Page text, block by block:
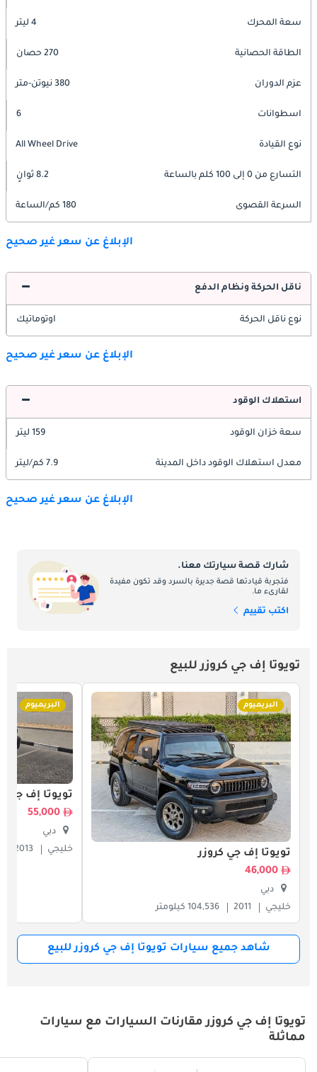
سعة المحرك 4 ليتر
الطاقة الحصانية 270 حصان
عزم الدوران 380 نيوتن-متر
اسطوانات 6
نوع القيادة All Wheel Drive
التسارع من 0 إلى 100 كلم بالساعة 8.2 ثوانٍ
السرعة القصوى 180 كم/الساعة
الإبلاغ عن سعر غير صحيح
ناقل الحركة ونظام الدفع
نوع ناقل الحركة اوتوماتيك
الإبلاغ عن سعر غير صحيح
استهلاك الوقود
سعة خزان الوقود 159 ليتر
معدل استهلاك الوقود داخل المدينة 7.9 كم/ليتر
الإبلاغ عن سعر غير صحيح
شارك قصة سيارتك معنا.
فتجربة قيادتها قصة جديرة بالسرد وقد تكون مفيدة
لقارىء ما.
اكتب تقييم
تويوتا إف جي كروزر للبيع
البريميوم
تويوتا إف جي كروزر
46,000
دبي
خليجي
2011 104,536 كيلومتر
البريميوم
تويوتا إف جي
55,000
دبي
خليجي
2013
شاهد جميع سيارات تويوتا إف جي كروزر للبيع
تويوتا إف جي كروزر مقارنات السيارات مع سيارات
مماثلة